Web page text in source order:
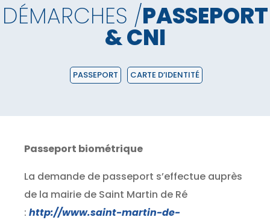
DÉMARCHES /PASSEPORT
& CNI
PASSEPORT CARTE D’IDENTITÉ
Passeport biométrique
La demande de passeport s’effectue auprès
de la mairie de Saint Martin de Ré
: http://www.saint-martin-de-